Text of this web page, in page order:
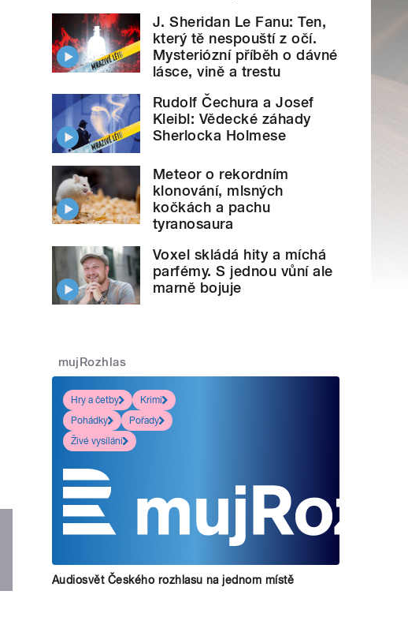
J. Sheridan Le Fanu: Ten,
který tě nespouští z očí.
Mysteriózní příběh o dávné
lásce, vině a trestu
Rudolf Čechura a Josef
Kleibl: Vědecké záhady
Sherlocka Holmese
Meteor o rekordním
klonování, mlsných
kočkách a pachu
tyranosaura
Voxel skládá hity a míchá
parfémy. S jednou vůní ale
marně bojuje
mujRozhlas
Hry a četby
Krimi
Pohádky
Pořady
Živé vysílání
Audiosvět Českého rozhlasu na jednom místě